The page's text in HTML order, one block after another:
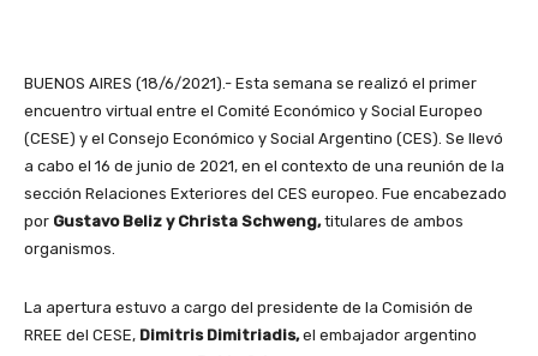
BUENOS AIRES (18/6/2021).- Esta semana se realizó el primer
encuentro virtual entre el Comité Económico y Social Europeo
(CESE) y el Consejo Económico y Social Argentino (CES). Se llevó
a cabo el 16 de junio de 2021, en el contexto de una reunión de la
sección Relaciones Exteriores del CES europeo. Fue encabezado
por Gustavo Beliz y Christa Schweng,titulares de ambos
organismos.
La apertura estuvo a cargo del presidente de la Comisión de
RREE del CESE, Dimitris Dimitriadis,el embajador argentino